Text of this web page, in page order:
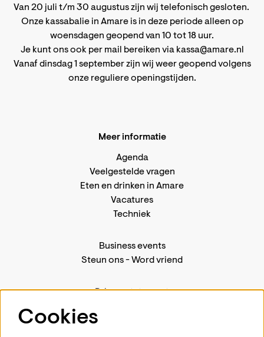
Van 20 juli t/m 30 augustus zijn wij telefonisch gesloten.
Onze kassabalie in Amare is in deze periode alleen op
woensdagen geopend van 10 tot 18 uur.
Je kunt ons ook per mail bereiken via kassa@amare.nl
Vanaf dinsdag 1 september zijn wij weer geopend volgens
onze reguliere openingstijden.
Meer informatie
Agenda
Veelgestelde vragen
Eten en drinken in Amare
Vacatures
Techniek
Business events
Steun ons-Word vriend
Privacystatement
Cookies